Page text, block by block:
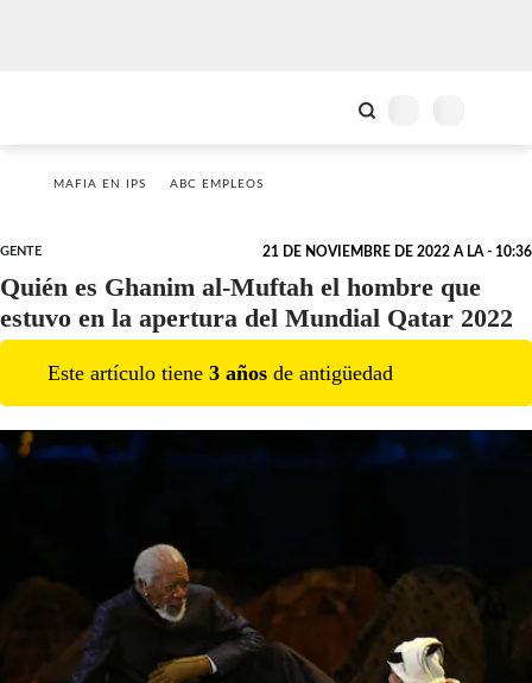
MAFIA EN IPS ABC EMPLEOS
GENTE 21 DE NOVIEMBRE DE 2022 A LA - 10:36
Quién es Ghanim al-Muftah el hombre que
estuvo en la apertura del Mundial Qatar 2022
Este artículo tiene 3 años de antigüedad